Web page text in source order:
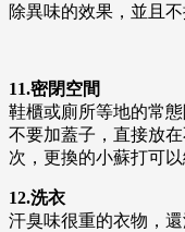
除異味的效果，並且不
11.密閉空間
鞋櫃或廁所等地的常
不要加蓋子，直接放
次，更換的小蘇打可
12.洗衣
汗臭味很重的衣物，